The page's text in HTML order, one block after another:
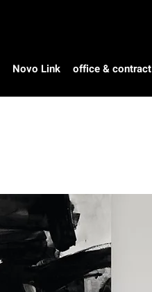
Novo Link office & contract